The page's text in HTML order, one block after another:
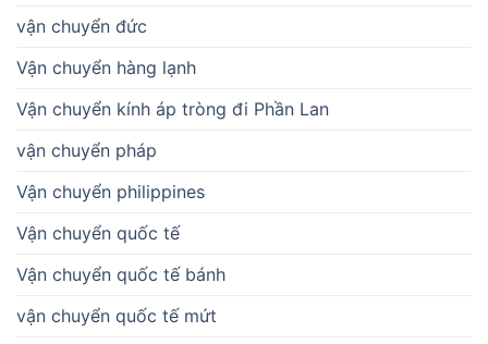
vận chuyển đức
Vận chuyển hàng lạnh
Vận chuyển kính áp tròng đi Phần Lan
vận chuyển pháp
Vận chuyển philippines
Vận chuyển quốc tế
Vận chuyển quốc tế bánh
vận chuyển quốc tế mứt